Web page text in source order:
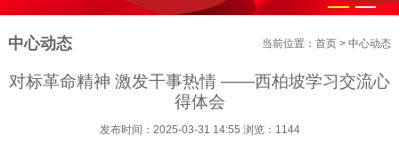
1 2
中心动态 当前位置：首页 >中心动态
对标革命精神 激发干事热情 ——西柏坡学习交流心
得体会
发布时间：2025-03-31 14:55 浏览：1144